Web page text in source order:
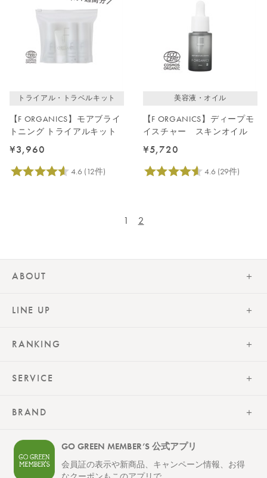
トライアル・トラベルキット
【F ORGANICS】モアブライ
トニング トライアルキット
¥3,960
美容液・オイル
【F ORGANICS】ディープモ
イスチャー スキンオイル
¥5,720
1 2
ABOUT
LINE UP
RANKING
SERVICE
BRAND
GO GREEN MEMBER’S 公式アプリ
会員証の表示や新商品、キャンペーン情報、お得